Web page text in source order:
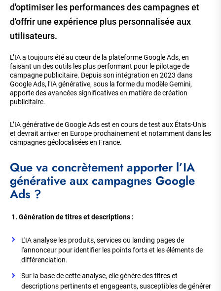
d'optimiser les performances des campagnes et
d'offrir une expérience plus personnalisée aux
utilisateurs.
L’IA a toujours été au cœur de la plateforme Google Ads, en
faisant un des outils les plus performant pour le pilotage de
campagne publicitaire. Depuis son intégration en 2023 dans
Google Ads, l'IA générative, sous la forme du modèle Gemini,
apporte des avancées significatives en matière de création
publicitaire.
L’IA générative de Google Ads est en cours de test aux États-Unis
et devrait arriver en Europe prochainement et notamment dans les
campagnes géolocalisées en France.
Que va concrètement apporter l’IA
générative aux campagnes Google
Ads ?
1. Génération de titres et descriptions :
L'IA analyse les produits, services ou landing pages de
l'annonceur pour identifier les points forts et les éléments de
différenciation.
Sur la base de cette analyse, elle génère des titres et
descriptions pertinents et engageants, susceptibles de générer